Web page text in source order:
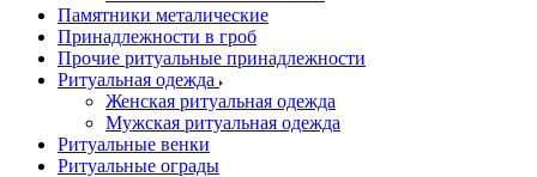
Памятники металические
Принадлежности в гроб
Прочие ритуальные принадлежности
Ритуальная одежда
Женская ритуальная одежда
Мужская ритуальная одежда
Ритуальные венки
Ритуальные ограды